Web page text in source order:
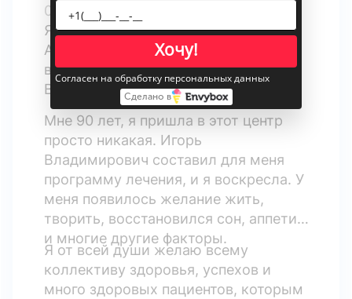
06 апреля 2026 года
Я благодарю весь коллектив
АртроМедЦентр, который
возглавляет Китаев Игорь
Владимирович.
Мне 90 лет, я пришла в этот центр
просто никакая. Игорь
Владимирович составил для меня
программу лечения, и я воскресла. У
меня появилось желание жить,
творить, восстановился сон, аппетит
и многие другие факторы.
Я от всей души желаю всему
коллективу здоровья, успехов и
много здоровых пациентов, которым
Хочу!
Согласен на обработку персональных данных
Сделано в